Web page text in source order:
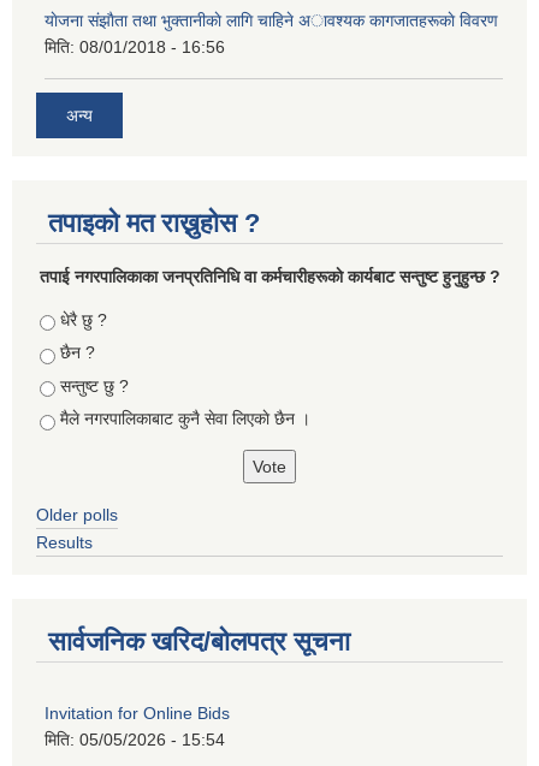
याेजना संझाैता तथा भुक्तानीकाे लागि चाहिने अावश्यक कागजातहरूकाे विवरण
मिति: 08/01/2018 - 16:56
अन्य
तपाइको मत राख्नुहोस ?
तपा‌ई नगरपालिकाका जनप्रतिनिधि वा कर्मचारीहरूकाे कार्यबाट सन्तुष्ट हुनुहुन्छ ?
Choices
धेरै छु ?
छैन ?
सन्तुष्ट छु ?
मैले नगरपालिकाबाट कुनै सेवा लिएकाे छैन ।
Older polls
Results
सार्वजनिक खरिद/बोलपत्र सूचना
Invitation for Online Bids
मिति: 05/05/2026 - 15:54